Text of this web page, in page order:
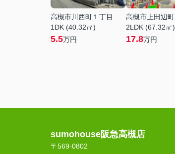
高槻市川西町１丁目
1DK (40.32㎡)
5.5万円
高槻市上田辺町
2LDK (67.32㎡)
17.8万円
sumohouse阪急高槻店
〒569-0802